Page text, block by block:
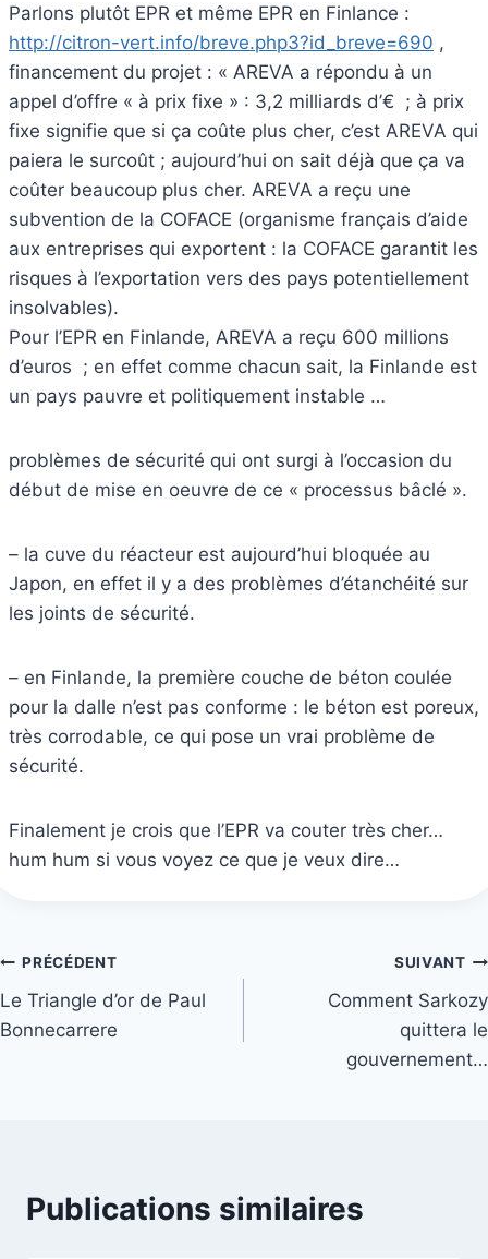
Parlons plutôt EPR et même EPR en Finlance :
http://citron-vert.info/breve.php3?id_breve=690 ,
financement du projet : « AREVA a répondu à un
appel d’offre « à prix fixe » : 3,2 milliards d’€  ; à prix
fixe signifie que si ça coûte plus cher, c’est AREVA qui
paiera le surcoût ; aujourd’hui on sait déjà que ça va
coûter beaucoup plus cher. AREVA a reçu une
subvention de la COFACE (organisme français d’aide
aux entreprises qui exportent : la COFACE garantit les
risques à l’exportation vers des pays potentiellement
insolvables).
Pour l’EPR en Finlande, AREVA a reçu 600 millions
d’euros  ; en effet comme chacun sait, la Finlande est
un pays pauvre et politiquement instable …
problèmes de sécurité qui ont surgi à l’occasion du
début de mise en oeuvre de ce « processus bâclé ».
– la cuve du réacteur est aujourd’hui bloquée au
Japon, en effet il y a des problèmes d’étanchéité sur
les joints de sécurité.
– en Finlande, la première couche de béton coulée
pour la dalle n’est pas conforme : le béton est poreux,
très corrodable, ce qui pose un vrai problème de
sécurité.
Finalement je crois que l’EPR va couter très cher…
hum hum si vous voyez ce que je veux dire…
Navigation
de
PRÉCÉDENT
Le Triangle d’or de Paul
Bonnecarrere
SUIVANT
Comment Sarkozy
quittera le
gouvernement…
Publications similaires